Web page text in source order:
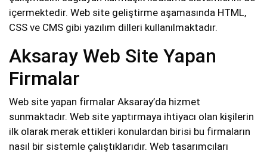
içermektedir. Web site geliştirme aşamasında HTML,
CSS ve CMS gibi yazılım dilleri kullanılmaktadır.
Aksaray Web Site Yapan
Firmalar
Web site yapan firmalar Aksaray’da hizmet
sunmaktadır. Web site yaptırmaya ihtiyacı olan kişilerin
ilk olarak merak ettikleri konulardan birisi bu firmaların
nasıl bir sistemle çalıştıklarıdır. Web tasarımcıları